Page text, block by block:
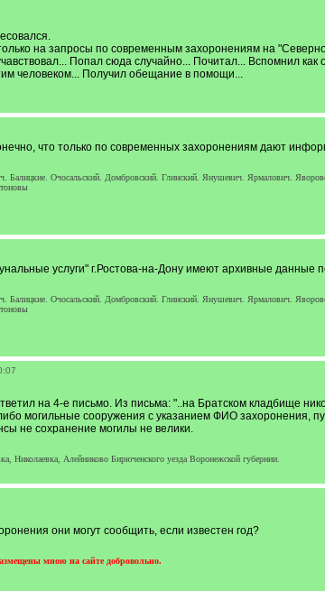
на запросы по современным захоронениям на
Попал сюда случайно... Почитал... Вспомнил
человеком... Получил обещание в помощи...
что только по современных захоронениям дают
Балицкие. Очосальский. Домбровский. Глинский. Янушевич. Ярмалович.
услуги" г.Ростова-на-Дону имеют архивные данные
Балицкие. Очосальский. Домбровский. Глинский. Янушевич. Ярмалович.
на 4-е письмо. Из письма: "..на Братском кладбище
могильные сооружения с указанием ФИО захоронения,
не сохранение могилы не велики.
Николаевка, Алейниково Бирюченского уезда Воронежской губернии.
они могут сообщить, если известен год?
мною на сайте добровольно.